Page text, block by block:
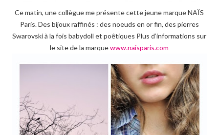
Ce matin, une collègue me présente cette jeune marque NAÏS
Paris. Des bijoux raffinés : des noeuds en or fin, des pierres
Swarovski à la fois babydoll et poêtiques Plus d’informations sur
le site de la marquewww.naisparis.com